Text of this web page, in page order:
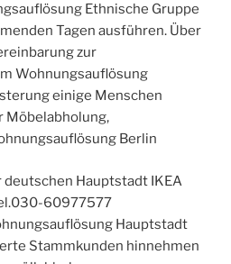
Ethnische Gruppe
Tagen ausführen. Über
zur
Wohnungsauflösung
einige Menschen
Möbelabholung,
Berlin
Hauptstadt IKEA
60977577
Hauptstadt
Stammkunden hinnehmen